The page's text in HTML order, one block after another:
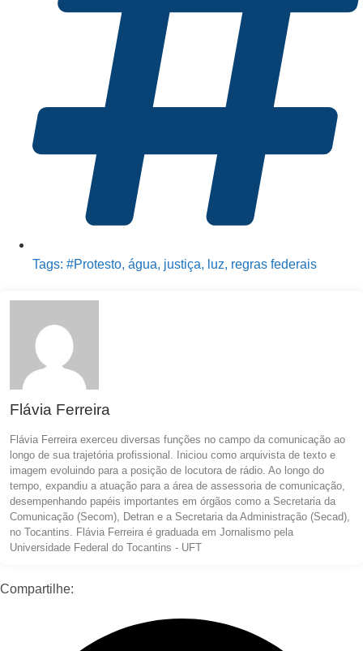
Tags: #Protesto, água, justiça, luz, regras federais
Flávia Ferreira
Flávia Ferreira exerceu diversas funções no campo da comunicação ao
longo de sua trajetória profissional. Iniciou como arquivista de texto e
imagem evoluindo para a posição de locutora de rádio. Ao longo do
tempo, expandiu a atuação para a área de assessoria de comunicação,
desempenhando papéis importantes em órgãos como a Secretaria da
Comunicação (Secom), Detran e a Secretaria da Administração (Secad),
no Tocantins. Flávia Ferreira é graduada em Jornalismo pela
Universidade Federal do Tocantins - UFT
Compartilhe: